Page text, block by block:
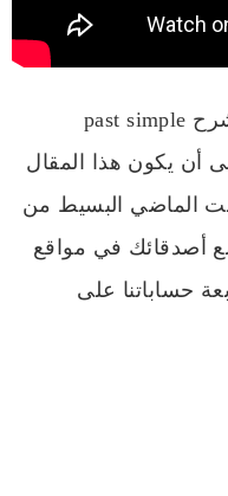
هنا نكون قد وصلنا لنهاية مقالنا شرح past simple
أن يكون هذا المقال
الماضي البسيط من
أصدقائك في مواقع
حساباتنا على